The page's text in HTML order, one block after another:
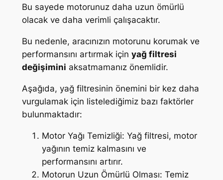
Bu sayede motorunuz daha uzun ömürlü
olacak ve daha verimli çalışacaktır.
Bu nedenle, aracınızın motorunu korumak ve
performansını artırmak için yağ filtresi
değişimini aksatmamanız önemlidir.
Aşağıda, yağ filtresinin önemini bir kez daha
vurgulamak için listelediğimiz bazı faktörler
bulunmaktadır:
Motor Yağı Temizliği: Yağ filtresi, motor
yağının temiz kalmasını ve
performansını artırır.
Motorun Uzun Ömürlü Olması: Temiz